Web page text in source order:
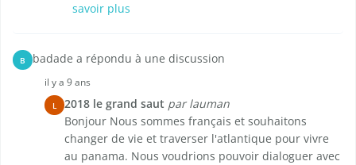
savoir plus
B badade a répondu à une discussion
il y a 9 ans
L 2018 le grand saut par lauman
Bonjour Nous sommes français et souhaitons
changer de vie et traverser l'atlantique pour vivre
au panama. Nous voudrions pouvoir dialoguer avec